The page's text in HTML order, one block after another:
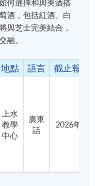
星期六)
何選擇和與美酒搭
酒，包括紅酒、白
與芝士完美結合，
融。
地點 語言 截止報名
上水
教學
中心
廣東
話
2026年4